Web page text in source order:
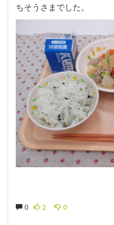
ちそうさまでした。
0 2 0